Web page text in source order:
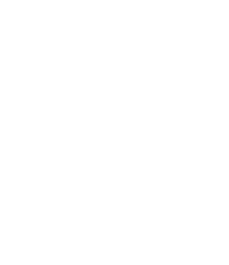
la Torre ya se están
procesionaria durante todo
ánimo de evitar alarma
Oruga de la
La procesionaria es una
estadíos, de forma que la
siendo además la que
coníferas. Si bien en la
las orugas no llegan a